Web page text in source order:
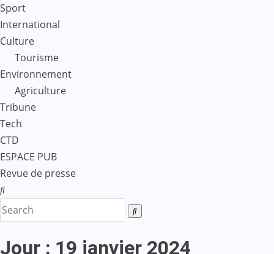
Sport
International
Culture
Tourisme
Environnement
Agriculture
Tribune
Tech
CTD
ESPACE PUB
Revue de presse
Jour : 19 janvier 2024